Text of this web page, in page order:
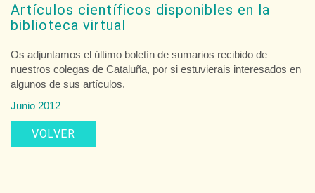
Artículos científicos disponibles en la
biblioteca virtual
Os adjuntamos el último boletín de sumarios recibido de
nuestros colegas de Cataluña, por si estuvierais interesados en
algunos de sus artículos.
Junio 2012
VOLVER